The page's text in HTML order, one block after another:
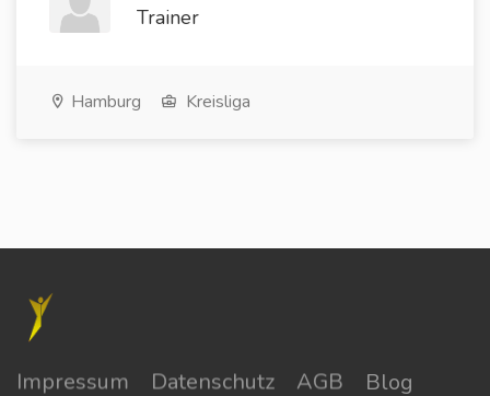
Trainer
Hamburg Kreisliga
Impressum Datenschutz AGB Blog